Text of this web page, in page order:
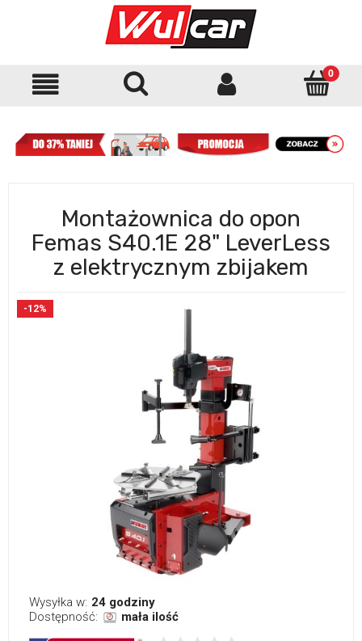
Montażownica do opon
Femas S40.1E 28" LeverLess
z elektrycznym zbijakem
-12%
Wysyłka w: 24 godziny
Dostępność:
mała ilość